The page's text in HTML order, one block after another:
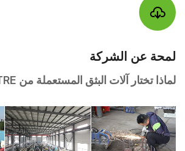
لمحة عن الشركة
لماذا تختار آلات البثق المستعملة من CENTRE؟